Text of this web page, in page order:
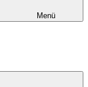
Menü